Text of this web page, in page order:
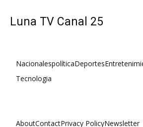
Luna TV Canal 25
NacionalespolíticaDeportes
Tecnologia
AboutContactPrivacy PolicyNewsletter